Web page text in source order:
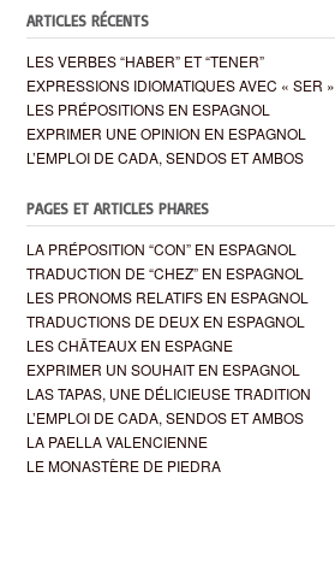
ARTICLES RÉCENTS
LES VERBES “HABER” ET “TENER”
EXPRESSIONS IDIOMATIQUES AVEC « SER »
LES PRÉPOSITIONS EN ESPAGNOL
EXPRIMER UNE OPINION EN ESPAGNOL
L’EMPLOI DE CADA, SENDOS ET AMBOS
PAGES ET ARTICLES PHARES
LA PRÉPOSITION “CON” EN ESPAGNOL
TRADUCTION DE “CHEZ” EN ESPAGNOL
LES PRONOMS RELATIFS EN ESPAGNOL
TRADUCTIONS DE DEUX EN ESPAGNOL
LES CHÂTEAUX EN ESPAGNE
EXPRIMER UN SOUHAIT EN ESPAGNOL
LAS TAPAS, UNE DÉLICIEUSE TRADITION
L’EMPLOI DE CADA, SENDOS ET AMBOS
LA PAELLA VALENCIENNE
LE MONASTÈRE DE PIEDRA